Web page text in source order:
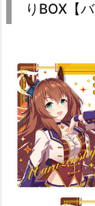
りBOX【